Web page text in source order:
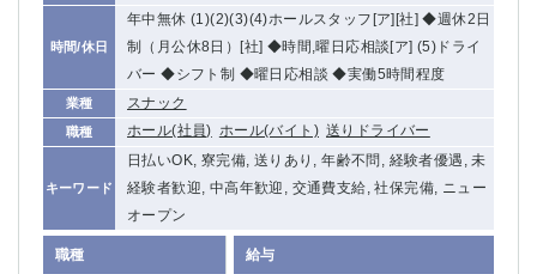
時間/休日
年中無休 (1)(2)(3)(4)ホールスタッフ[ア][社] ◆週休2日
制（月公休8日）[社] ◆時間,曜日応相談[ア] (5)ドライ
バー ◆シフト制 ◆曜日応相談 ◆実働5時間程度
業種 スナック
職種 ホール(社員) ホール(バイト) 送りドライバー
キーワード
日払いOK, 寮完備, 送りあり, 年齢不問, 経験者優遇, 未
経験者歓迎, 中高年歓迎, 交通費支給, 社保完備, ニュー
オープン
職種 給与
西葛西
中野
葛西
中目黒
ひばりヶ丘（北口）
吉祥寺（南口／公園口） 小作・羽村・福生エリア
自由が丘
吉祥寺（北口／東口）
四谷
錦糸町南口
下北沢・経堂
成増駅徒歩3分の好立地！①JR埼京線「赤羽駅」から徒歩2分 ②東